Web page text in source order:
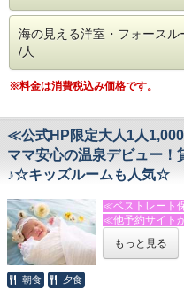
ど・・・
トリプルルーム
温泉気分を満喫
◆館内設備
当館には、バレ
ットなど、豊富
（要予約）
※キッズルーム
・今井浜海岸ま
・体感型動物園
・伊豆アニマル
・河津七滝まで
・伊勢エビ・あ
（以上は２名様
・伊勢エビの活
・あわびのお造
お電話またはメ
い。
◆温泉
【MORI】【
用いただけます。
※閑散期は、い
す。
◆館内設備
鏡張りのレンタ
海の見える洋室・フォース
/人
※料金は消費税込み価格です。
≪公式HP限定大人1人
ママ安心の温泉デビュー！
♪☆キッズルームも人気☆
≪ベストレート
≪他予約サイト
★★★ふじのく
もっと見る
朝食 夕食